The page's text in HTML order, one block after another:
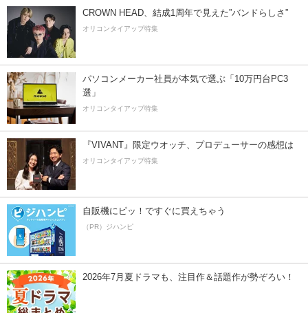
CROWN HEAD、結成1周年で見えた”バンドらしさ”
オリコンタイアップ特集
パソコンメーカー社員が本気で選ぶ「10万円台PC3
選」
オリコンタイアップ特集
『VIVANT』限定ウオッチ、プロデューサーの感想は
オリコンタイアップ特集
自販機にピッ！ですぐに買えちゃう
（PR）ジハンピ
2026年7月夏ドラマも、注目作＆話題作が勢ぞろい！